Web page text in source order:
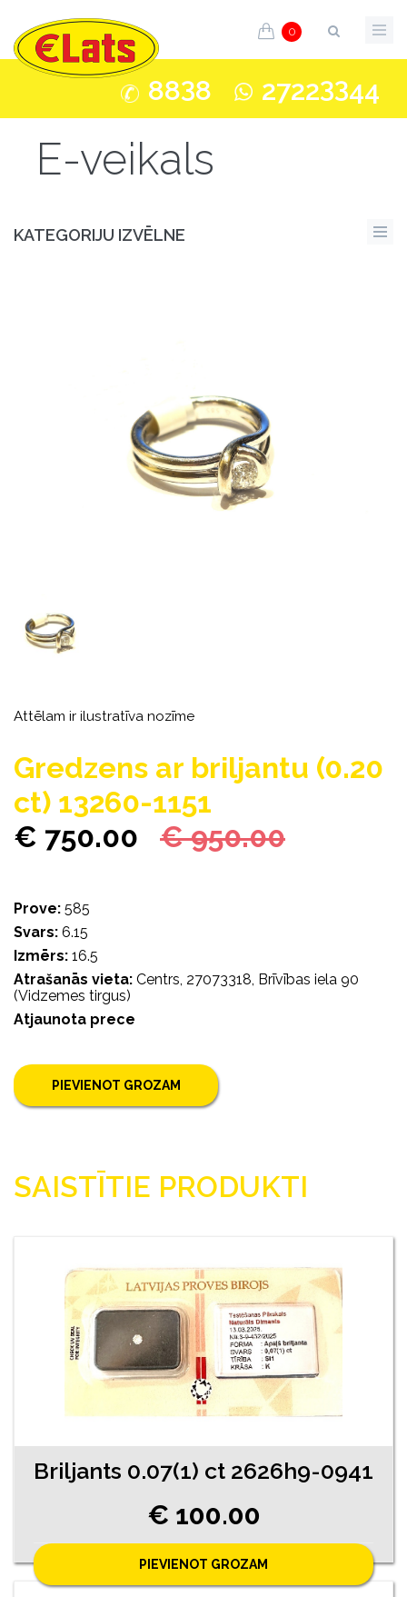
0
8838 27223344
E-veikals
KATEGORIJU IZVĒLNE
Attēlam ir ilustratīva nozīme
Gredzens ar briljantu (0.20
ct) 13260-1151
€ 750.00 € 950.00
Prove: 585
Svars: 6.15
Izmērs: 16.5
Atrašanās vieta: Centrs, 27073318, Brīvības iela 90
(Vidzemes tirgus)
Atjaunota prece
PIEVIENOT GROZAM
SAISTĪTIE PRODUKTI
Briljants 0.07(1) ct 2626h9-0941
€ 100.00
PIEVIENOT GROZAM